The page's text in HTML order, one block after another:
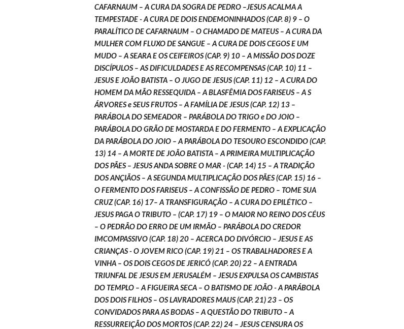
CAFARNAUM – A CURA DA SOGRA DE PEDRO –JESUS ACALMA A
TEMPESTADE - A CURA DE DOIS ENDEMONINHADOS (CAP. 8) 9 – O
PARALÍTICO DE CAFARNAUM – O CHAMADO DE MATEUS – A CURA DA
MULHER COM FLUXO DE SANGUE – A CURA DE DOIS CEGOS E UM
MUDO – A SEARA E OS CEIFEIROS (CAP. 9) 10 – A MISSÃO DOS DOZE
DISCÍPULOS – AS DIFICULDADES E AS RECOMPENSAS (CAP. 10) 11 –
JESUS E JOÃO BATISTA – O JUGO DE JESUS (CAP. 11) 12 – A CURA DO
HOMEM DA MÃO RESSEQUIDA – A BLASFÊMIA DOS FARISEUS – A S
ÁRVORES e SEUS FRUTOS – A FAMÍLIA DE JESUS (CAP. 12) 13 –
PARÁBOLA DO SEMEADOR – PARÁBOLA DO TRIGO e DO JOIO –
PARÁBOLA DO GRÃO DE MOSTARDA E DO FERMENTO – A EXPLICAÇÃO
DA PARÁBOLA DO JOIO – A PARÁBOLA DO TESOURO ESCONDIDO (CAP.
13) 14 – A MORTE DE JOÃO BATISTA – A PRIMEIRA MULTIPLICAÇÃO
DOS PÃES – JESUS ANDA SOBRE O MAR - (CAP. 14) 15 – A TRADIÇÃO
DOS ANÇIÃOS – A SEGUNDA MULTIPLICAÇÃO DOS PÃES (CAP. 15) 16 –
O FERMENTO DOS FARISEUS – A CONFISSÃO DE PEDRO – TOME SUA
CRUZ (CAP. 16) 17– A TRANSFIGURAÇÃO – A CURA DO EPILÉTICO –
JESUS PAGA O TRIBUTO – (CAP. 17) 19 – O MAIOR NO REINO DOS CÉUS
– O PEDRÃO DO ERRO DE UM IRMÃO – PARÁBOLA DO CREDOR
IMCOMPASSIVO (CAP. 18) 20 – ACERCA DO DIVÓRCIO – JESUS E AS
CRIANÇAS - O JOVEM RICO (CAP. 19) 21 – OS TRABALHADORES E A
VINHA – OS DOIS CEGOS DE JERICÓ (CAP. 20) 22 – A ENTRADA
TRIUNFAL DE JESUS EM JERUSALÉM – JESUS EXPULSA OS CAMBISTAS
DO TEMPLO – A FIGUEIRA SECA – O BATISMO DE JOÃO - A PARÁBOLA
DOS DOIS FILHOS – OS LAVRADORES MAUS (CAP. 21) 23 – OS
CONVIDADOS PARA AS BODAS – A QUESTÃO DO TRIBUTO – A
RESSURREIÇÃO DOS MORTOS (CAP. 22) 24 – JESUS CENSURA OS